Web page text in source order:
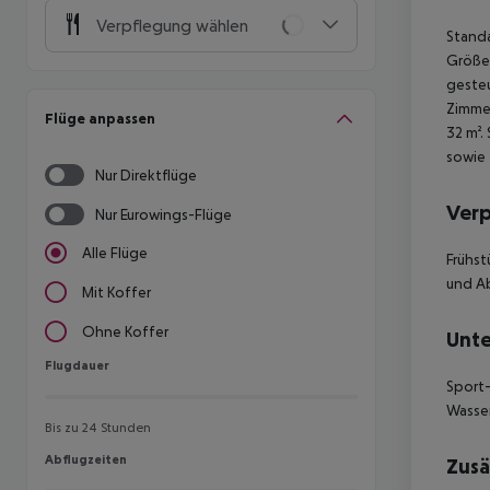
Verpflegung wählen
Flüge anpassen
Nur Direktflüge
Nur Eurowings-Flüge
Alle Flüge
Mit Koffer
Ohne Koffer
Flugdauer
Flugdauer
Bis zu 24 Stunden
Abflugzeiten
Abflugzeiten
32
sowie
und